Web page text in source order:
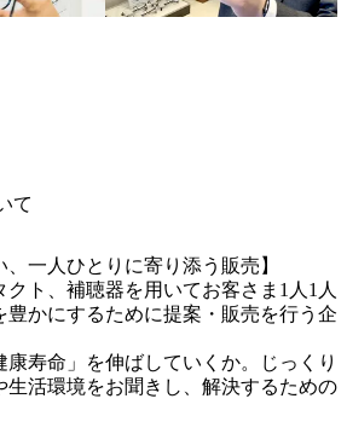
て
、一人ひとりに寄り添う販売】
ト、補聴器を用いてお客さま1人1人
豊かにするために提案・販売を行う企
寿命」を伸ばしていくか。じっくり
生活環境をお聞きし、解決するための